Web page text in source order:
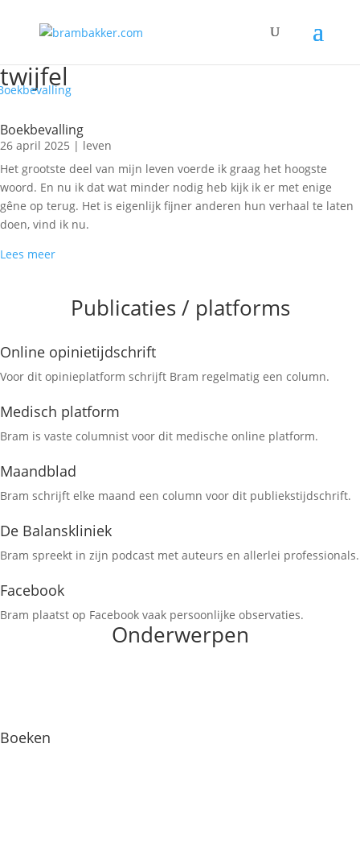
twijfel
Boekbevalling
26 april 2025 | leven
Het grootste deel van mijn leven voerde ik graag het hoogste
woord. En nu ik dat wat minder nodig heb kijk ik er met enige
gêne op terug. Het is eigenlijk fijner anderen hun verhaal te laten
doen, vind ik nu.
Lees meer
Publicaties / platforms
Online opinietijdschrift
Voor dit opinieplatform schrijft Bram regelmatig een column.
Medisch platform
Bram is vaste columnist voor dit medische online platform.
Maandblad
Bram schrijft elke maand een column voor dit publiekstijdschrift.
De Balanskliniek
Bram spreekt in zijn podcast met auteurs en allerlei professionals.
Facebook
Bram plaatst op Facebook vaak persoonlijke observaties.
Onderwerpen
Boeken